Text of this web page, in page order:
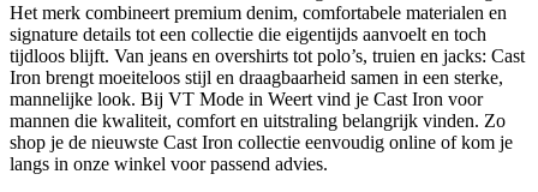
Het merk combineert premium denim, comfortabele materialen en
signature details tot een collectie die eigentijds aanvoelt en toch
tijdloos blijft. Van jeans en overshirts tot polo’s, truien en jacks: Cast
Iron brengt moeiteloos stijl en draagbaarheid samen in een sterke,
mannelijke look. Bij VT Mode in Weert vind je Cast Iron voor
mannen die kwaliteit, comfort en uitstraling belangrijk vinden. Zo
shop je de nieuwste Cast Iron collectie eenvoudig online of kom je
langs in onze winkel voor passend advies.